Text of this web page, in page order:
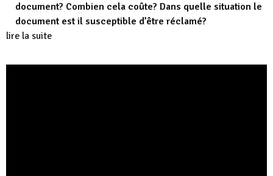
document? Combien cela coûte? Dans quelle situation le
document est il susceptible d’être réclamé?
lire la suite